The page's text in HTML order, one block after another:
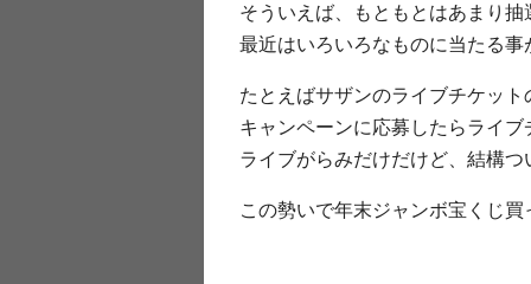
そういえば、もともとはあまり抽
最近はいろいろなものに当たる事
たとえばサザンのライブチケット
キャンペーンに応募したらライブ
ライブがらみだけだけど、結構つ
この勢いで年末ジャンボ宝くじ